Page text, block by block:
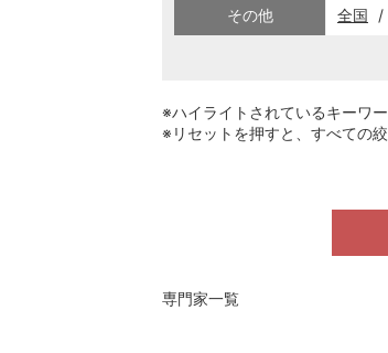
その他 全国
※ハイライトされているキーワ
※リセットを押すと、すべての
専門家一覧